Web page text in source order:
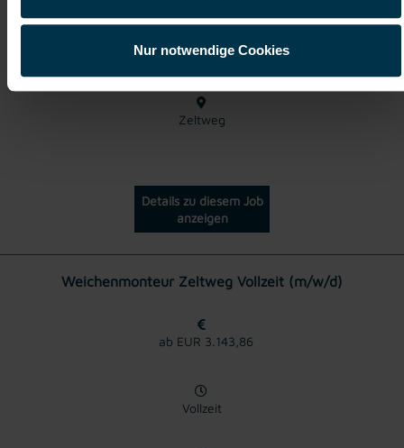
Nur notwendige Cookies
Vollzeit
Zeltweg
Details zu diesem Job
anzeigen
Weichenmonteur Zeltweg Vollzeit (m/w/d)
ab EUR 3.143,86
Vollzeit